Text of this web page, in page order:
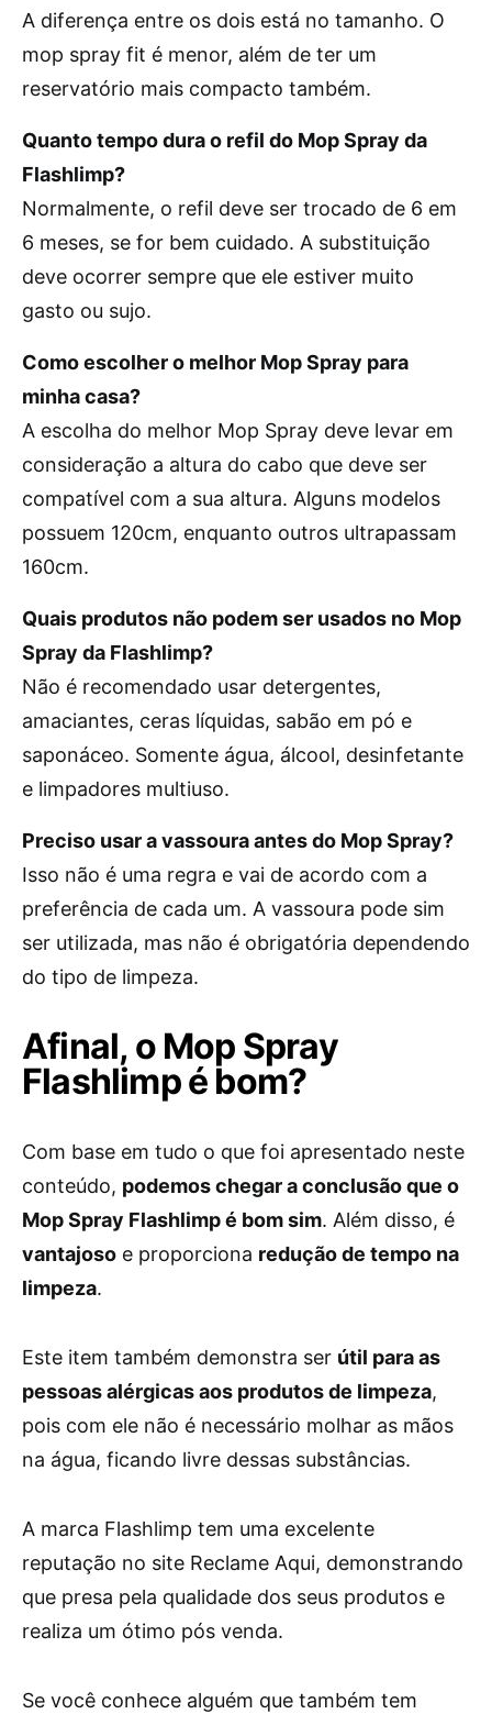
A diferença entre os dois está no tamanho. O
mop spray fit é menor, além de ter um
reservatório mais compacto também.
Quanto tempo dura o refil do Mop Spray da
Flashlimp?
Normalmente, o refil deve ser trocado de 6 em
6 meses, se for bem cuidado. A substituição
deve ocorrer sempre que ele estiver muito
gasto ou sujo.
Como escolher o melhor Mop Spray para
minha casa?
A escolha do melhor Mop Spray deve levar em
consideração a altura do cabo que deve ser
compatível com a sua altura. Alguns modelos
possuem 120cm, enquanto outros ultrapassam
160cm.
Quais produtos não podem ser usados no Mop
Spray da Flashlimp?
Não é recomendado usar detergentes,
amaciantes, ceras líquidas, sabão em pó e
saponáceo. Somente água, álcool, desinfetante
e limpadores multiuso.
Preciso usar a vassoura antes do Mop Spray?
Isso não é uma regra e vai de acordo com a
preferência de cada um. A vassoura pode sim
ser utilizada, mas não é obrigatória dependendo
do tipo de limpeza.
Afinal, o Mop Spray
Flashlimp é bom?
Com base em tudo o que foi apresentado neste
conteúdo, podemos chegar a conclusão que o
Mop Spray Flashlimp é bom sim. Além disso, é
vantajoso e proporciona redução de tempo na
limpeza.
Este item também demonstra ser útil para as
pessoas alérgicas aos produtos de limpeza,
pois com ele não é necessário molhar as mãos
na água, ficando livre dessas substâncias.
A marca Flashlimp tem uma excelente
reputação no site Reclame Aqui, demonstrando
que presa pela qualidade dos seus produtos e
realiza um ótimo pós venda.
Se você conhece alguém que também tem